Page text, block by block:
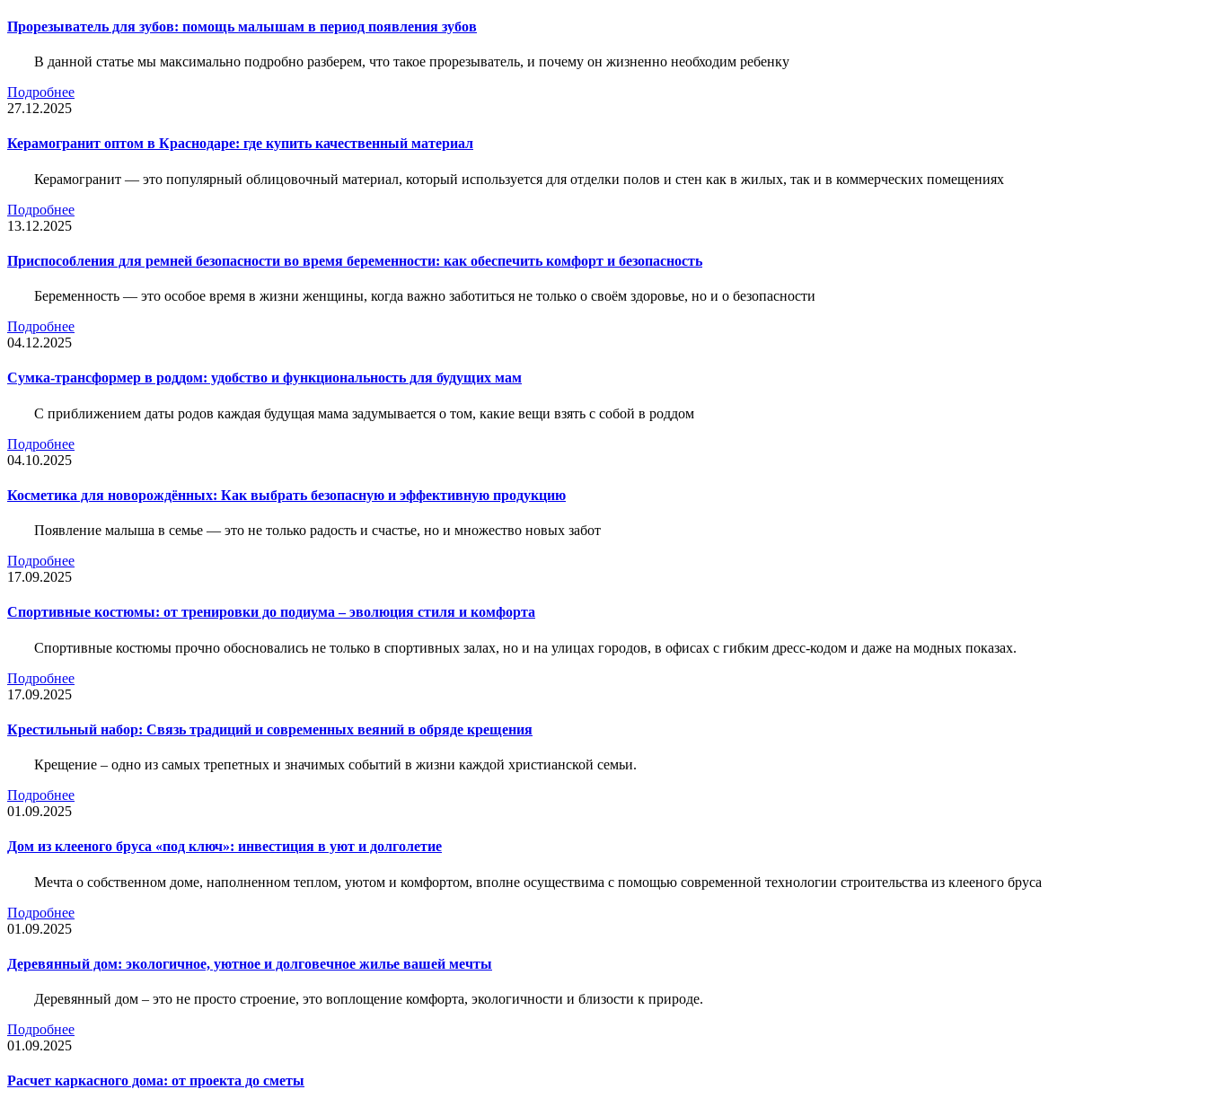
Прорезыватель для зубов: помощь малышам в период появления зубов
В данной статье мы максимально подробно разберем, что такое прорезыватель, и почему он жизненно необходим ребенку
Подробнее
27.12.2025
Керамогранит оптом в Краснодаре: где купить качественный материал
Керамогранит — это популярный облицовочный материал, который используется для отделки полов и стен как в жилых, так и в коммерческих помещениях
Подробнее
13.12.2025
Приспособления для ремней безопасности во время беременности: как обеспечить комфорт и безопасность
Беременность — это особое время в жизни женщины, когда важно заботиться не только о своём здоровье, но и о безопасности
Подробнее
04.12.2025
Сумка-трансформер в роддом: удобство и функциональность для будущих мам
С приближением даты родов каждая будущая мама задумывается о том, какие вещи взять с собой в роддом
Подробнее
04.10.2025
Косметика для новорождённых: Как выбрать безопасную и эффективную продукцию
Появление малыша в семье — это не только радость и счастье, но и множество новых забот
Подробнее
17.09.2025
Спортивные костюмы: от тренировки до подиума – эволюция стиля и комфорта
Спортивные костюмы прочно обосновались не только в спортивных залах, но и на улицах городов, в офисах с гибким дресс-кодом и даже на модных показах.
Подробнее
17.09.2025
Крестильный набор: Связь традиций и современных веяний в обряде крещения
Крещение – одно из самых трепетных и значимых событий в жизни каждой христианской семьи.
Подробнее
01.09.2025
Дом из клееного бруса «под ключ»: инвестиция в уют и долголетие
Мечта о собственном доме, наполненном теплом, уютом и комфортом, вполне осуществима с помощью современной технологии строительства из клееного бруса
Подробнее
01.09.2025
Деревянный дом: экологичное, уютное и долговечное жилье вашей мечты
Деревянный дом – это не просто строение, это воплощение комфорта, экологичности и близости к природе.
Подробнее
01.09.2025
Расчет каркасного дома: от проекта до сметы